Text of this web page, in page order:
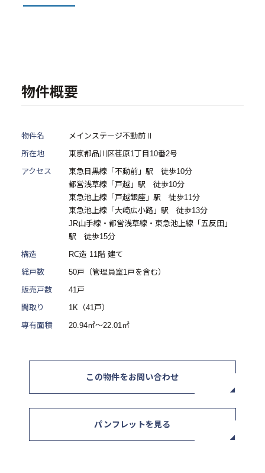
採用情報
- 中途採用
ニュース / イベント
セミナー・イベント申込み
0120-634-319
物件概要
物件名
メインステージ不動前Ⅱ
所在地
東京都品川区荏原1丁目10番2号
アクセス
東急目黒線「不動前」駅 徒歩10分
都営浅草線「戸越」駅 徒歩10分
東急池上線「戸越銀座」駅 徒歩11分
東急池上線「大崎広小路」駅 徒歩13分
JR山手線・都営浅草線・東急池上線「五反田」
駅 徒歩15分
構造
RC造 11階 建て
総戸数
50戸（管理員室1戸を含む）
販売戸数
41戸
間取り
1K（41戸）
専有面積
20.94㎡～22.01㎡
この物件をお問い合わせ
パンフレットを見る